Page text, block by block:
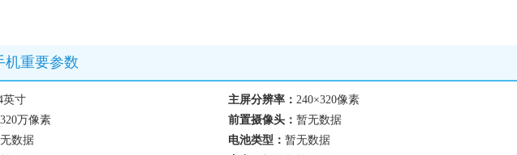
机重要参数
英寸 主屏分辨率： 240×320像素
320万像素 前置摄像头： 暂无数据
数据 电池类型： 暂无数据